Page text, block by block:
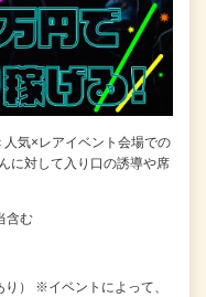
気×レアイベント会場での
に対して入り口の誘導や席
含む
） ※イベントによって、